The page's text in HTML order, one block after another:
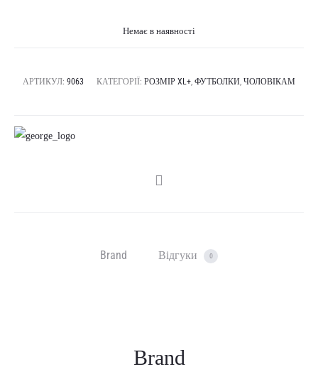
Немає в наявності
АРТИКУЛ: 9063 КАТЕГОРІЇ: РОЗМІР XL+, ФУТБОЛКИ, ЧОЛОВІКАМ
SHARE
Brand Відгуки 0
Brand